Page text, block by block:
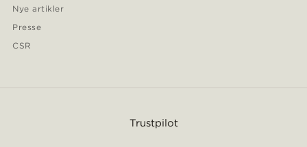
Nye artikler
Presse
CSR
Trustpilot